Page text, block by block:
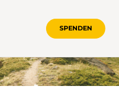
SPENDEN